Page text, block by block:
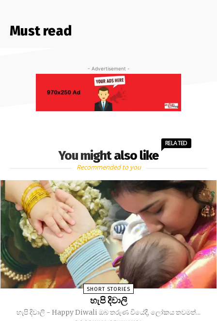
Must read
- Advertisement -
You might also like
RELATED
Recommended to you
SHORT STORIES
හැපි දිවාලි
හැපි දිවාලි - Happy Diwali ඔබ තරුණ වියේදී, ලෝකය තවමත්...